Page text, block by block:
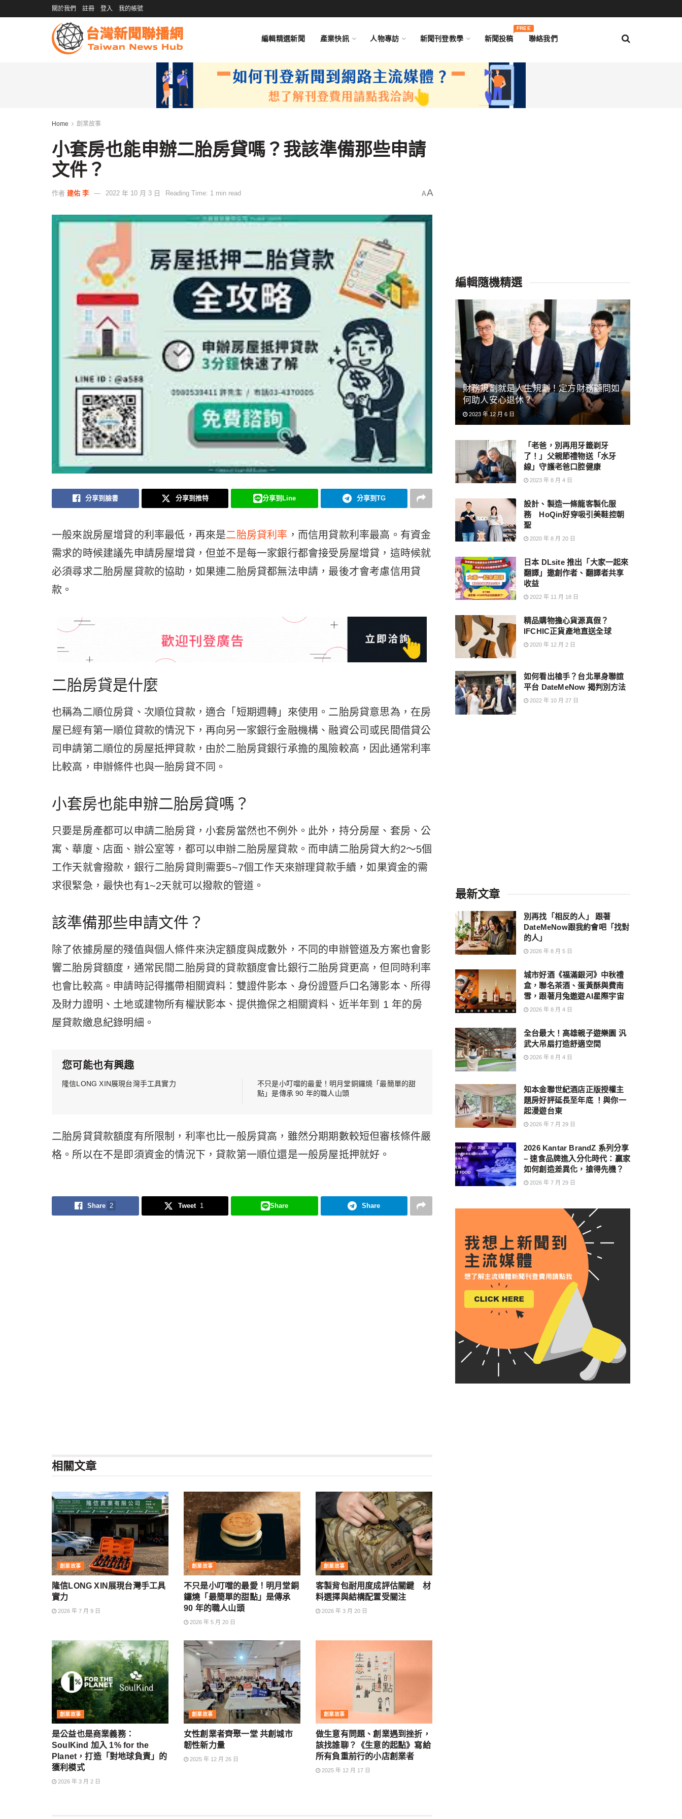
關於我們 註冊 登入 我的帳號
編輯精選新聞 產業快訊 人物專訪 新聞刊登教學 新聞投稿
FREE
聯絡我們
Home 創業故事
小套房也能申辦二胎房貸嗎？我該準備那些申請
文件？
作者 建佑 李 2022 年 10 月 3 日 Reading Time: 1 min read AA
分享到臉書 分享到推特 分享到Line 分享到TG
一般來說房屋增貸的利率最低，再來是二胎房貸利率 ，而信用貸款利率最高。有資金
需求的時候建議先申請房屋增貸，但並不是每一家銀行都會接受房屋增貸，這時候就
必須尋求二胎房屋貸款的協助，如果連二胎房貸都無法申請，最後才會考慮信用貸
款。
二胎房貸是什麼
也稱為二順位房貸、次順位貸款，適合「短期週轉」來使用。二胎房貸意思為，在房
屋已經有第一順位貸款的情況下，再向另一家銀行金融機構、融資公司或民間借貸公
司申請第二順位的房屋抵押貸款，由於二胎房貸銀行承擔的風險較高，因此通常利率
比較高，申辦條件也與一胎房貸不同。
小套房也能申辦二胎房貸嗎？
只要是房產都可以申請二胎房貸，小套房當然也不例外。此外，持分房屋、套房、公
寓、華廈、店面、辦公室等，都可以申辦二胎房屋貸款。而申請二胎房貸大約2～5個
工作天就會撥款，銀行二胎房貸則需要5~7個工作天來辦理貸款手續，如果資金的需
求很緊急，最快也有1~2天就可以撥款的管道。
該準備那些申請文件？
除了依據房屋的殘值與個人條件來決定額度與成數外，不同的申辦管道及方案也會影
響二胎房貸額度，通常民間二胎房貸的貸款額度會比銀行二胎房貸更高，但同時利率
也會比較高。申請時記得攜帶相關資料：雙證件影本、身份證暨戶口名簿影本、所得
及財力證明、土地或建物所有權狀影本、提供擔保之相關資料、近半年到 1 年的房
屋貸款繳息紀錄明細。
您可能也有興趣
隆信LONG XIN展現台灣手工具實力
不只是小叮噹的最愛！明月堂銅鑼燒「最簡單的甜
點」是傳承 90 年的職人山頭
二胎房貸貸款額度有所限制，利率也比一般房貸高，雖然分期期數較短但審核條件嚴
格。所以在不是即須資金的情況下，貸款第一順位還是一般房屋抵押就好。
Share 2 Tweet 1 Share Share
相關文章
創業故事
隆信LONG XIN展現台灣手工具
實力
2026 年 7 月 9 日
創業故事
不只是小叮噹的最愛！明月堂銅
鑼燒「最簡單的甜點」是傳承
90 年的職人山頭
2026 年 5 月 20 日
創業故事
客製背包耐用度成評估關鍵 材
料選擇與結構配置受關注
2026 年 3 月 20 日
創業故事
是公益也是商業義務：
SoulKind 加入 1% for the
Planet，打造「對地球負責」的
獲利模式
2026 年 3 月 2 日
創業故事
女性創業者齊聚一堂 共創城市
韌性新力量
2025 年 12 月 26 日
創業故事
做生意有問題、創業遇到挫折，
該找誰聊？《生意的起點》寫給
所有負重前行的小店創業者
2025 年 12 月 17 日
編輯隨機精選
財務規劃就是人生規劃！定方財務顧問如
何助人安心退休？
2023 年 12 月 6 日
「老爸，別再用牙籤剃牙
了！」父親節禮物送「水牙
線」守護老爸口腔健康
2023 年 8 月 4 日
設計、製造一條龍客製化服
務 HoQin好穿吸引美鞋控朝
聖
2020 年 8 月 20 日
日本 DLsite 推出「大家一起來
翻譯」邀創作者、翻譯者共享
收益
2022 年 11 月 18 日
精品購物擔心貨源真假？
IFCHIC正貨產地直送全球
2020 年 12 月 2 日
如何看出槍手？台北單身聯誼
平台 DateMeNow 揭判別方法
2022 年 10 月 27 日
最新文章
別再找「相反的人」 跟著
DateMeNow跟我約會吧「找對
的人」
2026 年 8 月 5 日
城市好酒《福滿銀河》中秋禮
盒，聯名茶酒、蛋黃酥與費南
雪，跟著月兔遨遊AI星際宇宙
2026 年 8 月 4 日
全台最大！高雄親子遊樂園 汎
武大吊扇打造舒適空間
2026 年 8 月 4 日
知本金聯世紀酒店正版授權主
題房好評延長至年底 ！與你一
起漫遊台東
2026 年 7 月 29 日
2026 Kantar BrandZ 系列分享
– 速食品牌進入分化時代：贏家
如何創造差異化，搶得先機？
2026 年 7 月 29 日